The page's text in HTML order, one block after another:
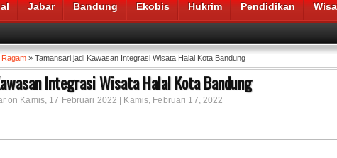
Jabar Bandung Ekobis Hukrim Pendidikan
Ragam » Tamansari jadi Kawasan Integrasi Wisata Halal Kota Bandung
Integrasi Wisata Halal Kota Bandung
on Kamis, 17 Februari 2022 | Kamis, Februari 17, 2022